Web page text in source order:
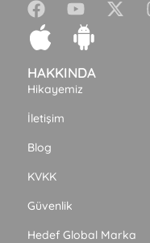
HAKKINDA
Hikayemiz
İletişim
Blog
KVKK
Güvenlik
Hedef Global Marka